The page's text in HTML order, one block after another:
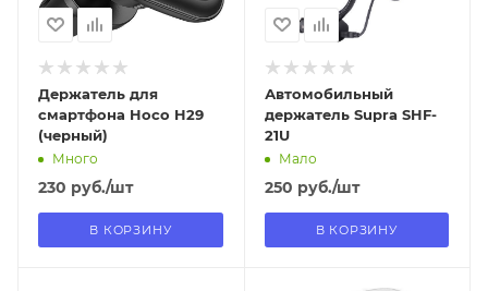
Держатель для
смартфона Hoco H29
(черный)
Много
230 руб./шт
В КОРЗИНУ
Автомобильный
держатель Supra SHF-
21U
Мало
250 руб./шт
В КОРЗИНУ